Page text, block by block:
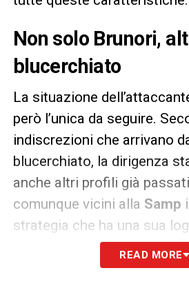
Non solo Brunori,
blucerchiato
La situazione
però l’unica da seguire.
indiscrezioni che arrivano
blucerchiato, la dirigenza
anche altri profili già
comunque vicini alla Samp
strategia che ha una sua
Quando una squadra deve
READ MORE